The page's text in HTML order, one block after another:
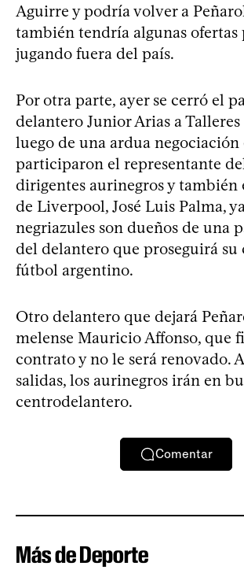
Aguirre y podría volver a
también tendría algunas ofertas
jugando fuera del país.
Por otra parte, ayer se cerró el
delantero Junior Arias a
luego de una ardua negociación
participaron el representante
dirigentes aurinegros y también
de Liverpool, José Luis Palma,
negriazules son dueños de una
del delantero que proseguirá su
fútbol argentino.
Otro delantero que dejará
melense Mauricio Affonso, que
contrato y no le será renovado.
salidas, los aurinegros irán en
centrodelantero.
Comentar
Más de Deporte